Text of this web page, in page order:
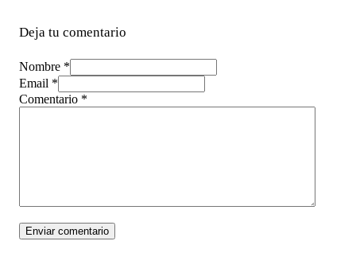
Deja tu comentario
Nombre *
Email *
Comentario *